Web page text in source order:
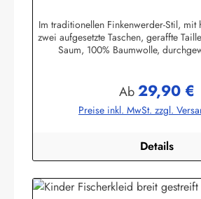
Im traditionellen Finkenwerder-Stil, mit
zwei aufgesetzte Taschen, geraffte
Saum, 100% Baumwolle,
bekleidung.de
Regulärer Preis:
Ab29,90 €
Preise inkl. MwSt. zzgl.
Details